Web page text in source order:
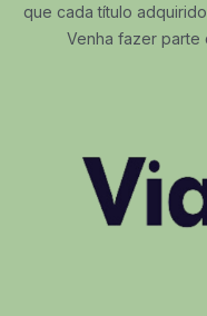
que cada título
Venha fazer parte